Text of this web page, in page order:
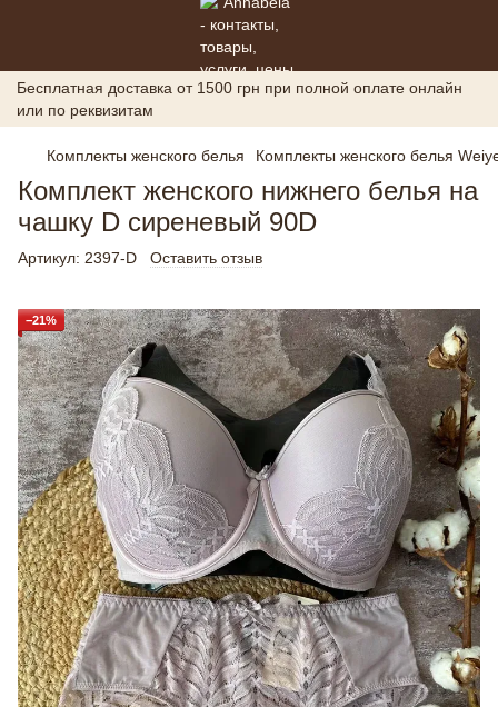
Бесплатная доставка от 1500 грн при полной оплате онлайн
или по реквизитам
Комплекты женского белья Комплекты женского белья
Комплект женского нижнего белья на
чашку D сиреневый 90D
Артикул: 2397-D Оставить отзыв
−21%